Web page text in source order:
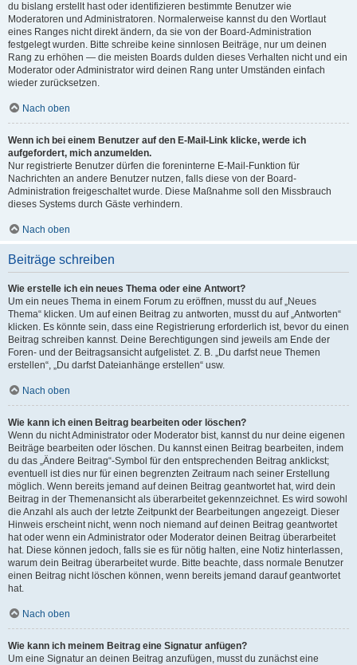
du bislang erstellt hast oder identifizieren bestimmte Benutzer wie
Moderatoren und Administratoren. Normalerweise kannst du den Wortlaut
eines Ranges nicht direkt ändern, da sie von der Board-Administration
festgelegt wurden. Bitte schreibe keine sinnlosen Beiträge, nur um deinen
Rang zu erhöhen — die meisten Boards dulden dieses Verhalten nicht und ein
Moderator oder Administrator wird deinen Rang unter Umständen einfach
wieder zurücksetzen.
Nach oben
Wenn ich bei einem Benutzer auf den E-Mail-Link klicke, werde ich
aufgefordert, mich anzumelden.
Nur registrierte Benutzer dürfen die foreninterne E-Mail-Funktion für
Nachrichten an andere Benutzer nutzen, falls diese von der Board-
Administration freigeschaltet wurde. Diese Maßnahme soll den Missbrauch
dieses Systems durch Gäste verhindern.
Nach oben
Beiträge schreiben
Wie erstelle ich ein neues Thema oder eine Antwort?
Um ein neues Thema in einem Forum zu eröffnen, musst du auf „Neues
Thema“ klicken. Um auf einen Beitrag zu antworten, musst du auf „Antworten“
klicken. Es könnte sein, dass eine Registrierung erforderlich ist, bevor du einen
Beitrag schreiben kannst. Deine Berechtigungen sind jeweils am Ende der
Foren- und der Beitragsansicht aufgelistet. Z. B. „Du darfst neue Themen
erstellen“, „Du darfst Dateianhänge erstellen“ usw.
Nach oben
Wie kann ich einen Beitrag bearbeiten oder löschen?
Wenn du nicht Administrator oder Moderator bist, kannst du nur deine eigenen
Beiträge bearbeiten oder löschen. Du kannst einen Beitrag bearbeiten, indem
du das „Ändere Beitrag“-Symbol für den entsprechenden Beitrag anklickst;
eventuell ist dies nur für einen begrenzten Zeitraum nach seiner Erstellung
möglich. Wenn bereits jemand auf deinen Beitrag geantwortet hat, wird dein
Beitrag in der Themenansicht als überarbeitet gekennzeichnet. Es wird sowohl
die Anzahl als auch der letzte Zeitpunkt der Bearbeitungen angezeigt. Dieser
Hinweis erscheint nicht, wenn noch niemand auf deinen Beitrag geantwortet
hat oder wenn ein Administrator oder Moderator deinen Beitrag überarbeitet
hat. Diese können jedoch, falls sie es für nötig halten, eine Notiz hinterlassen,
warum dein Beitrag überarbeitet wurde. Bitte beachte, dass normale Benutzer
einen Beitrag nicht löschen können, wenn bereits jemand darauf geantwortet
hat.
Nach oben
Wie kann ich meinem Beitrag eine Signatur anfügen?
Um eine Signatur an deinen Beitrag anzufügen, musst du zunächst eine